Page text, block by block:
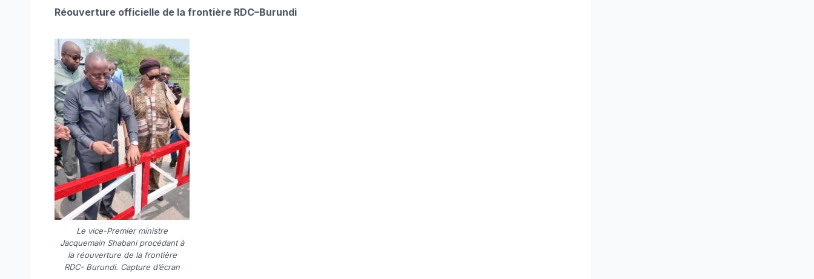
Réouverture officielle de la frontière RDC–Burundi
Le vice-Premier ministre
Jacquemain Shabani procédant à
la réouverture de la frontière
RDC- Burundi. Capture d’écran